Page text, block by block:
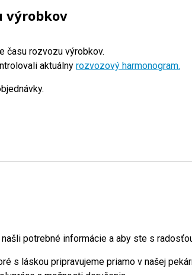
výrobkov
času rozvozu výrobkov.
aktuálny rozvozový harmonogram.
potrebné informácie a aby ste s
s láskou pripravujeme priamo v našej